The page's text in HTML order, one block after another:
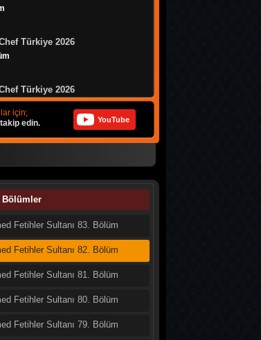
Türkiye 2026
Türkiye 2026
Aşk
Kanunu
Türkiye 2026
için;
edin.
YouTube
Bölümler
Fetihler Sultanı 83. Bölüm
Fetihler Sultanı 82. Bölüm
Fetihler Sultanı 81. Bölüm
Fetihler Sultanı 80. Bölüm
Fetihler Sultanı 79. Bölüm